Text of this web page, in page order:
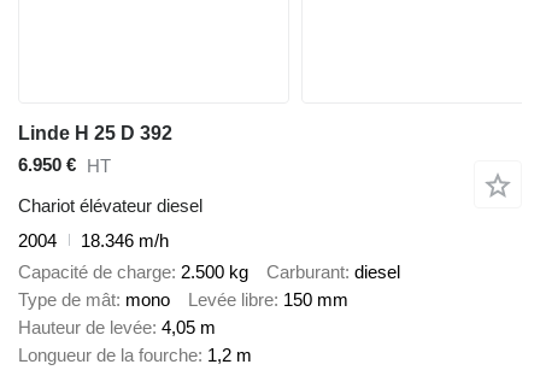
Linde H 25 D 392
6.950 € HT
Chariot élévateur diesel
2004
18.346 m/h
Capacité de charge 2.500 kg Carburant diesel
Type de mât mono Levée libre 150 mm
Hauteur de levée 4,05 m
Longueur de la fourche 1,2 m